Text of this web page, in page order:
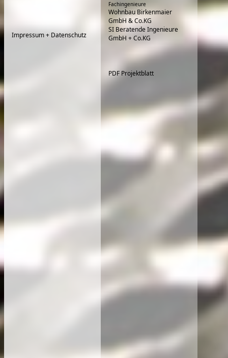
Impressum + Datenschutz
Fachingenieure
Wohnbau Birkenmaier
GmbH & Co.KG
SI Beratende Ingenieure
GmbH + Co.KG
PDF Projektblatt